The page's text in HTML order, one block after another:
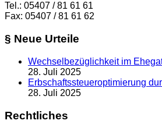
Tel.: 05407 / 81 61 61
Fax: 05407 / 81 61 62
§ Neue Urteile
Wechselbezüglichkeit im
28. Juli 2025
Erbschaftssteueroptimierung
28. Juli 2025
Rechtliches